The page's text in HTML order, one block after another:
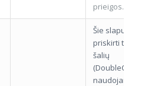
prieigos.
Šie slapukai
priskirti
šalių
(DoubleClick)
naudojami